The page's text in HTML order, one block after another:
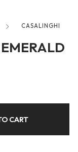
CASALINGHI
CART